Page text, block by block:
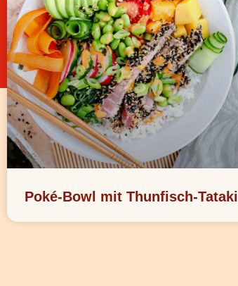
Poké-Bowl mit Thunfisch-Tataki